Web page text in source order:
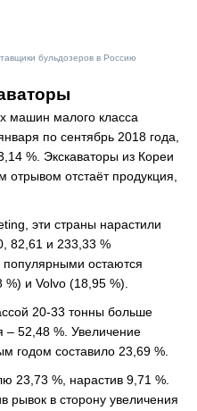
бульдозеров в Россию
машин малого класса
по сентябрь 2018 года,
%. Экскаваторы из Кореи
отстаёт продукция,
эти страны нарастили
82,61 и 233,33 %
популярными остаются
и Volvo (18,95 %).
20-33 тонны больше
– 52,48 %. Увеличение
годом составило 23,69 %.
23,73 %, нарастив 9,71 %.
рывок в сторону увеличения